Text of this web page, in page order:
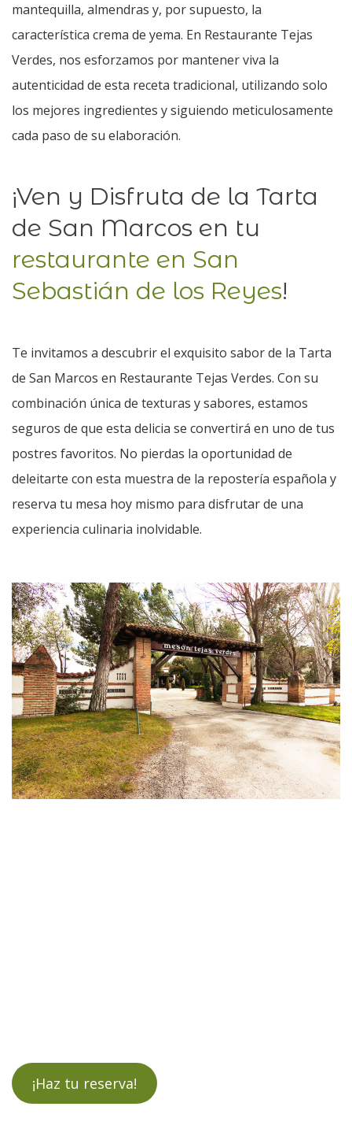
mantequilla, almendras y, por supuesto, la
característica crema de yema. En Restaurante Tejas
Verdes, nos esforzamos por mantener viva la
autenticidad de esta receta tradicional, utilizando solo
los mejores ingredientes y siguiendo meticulosamente
cada paso de su elaboración.
¡Ven y Disfruta de la Tarta
de San Marcos en tu
restaurante en San
Sebastián de los Reyes!
Te invitamos a descubrir el exquisito sabor de la Tarta
de San Marcos en Restaurante Tejas Verdes. Con su
combinación única de texturas y sabores, estamos
seguros de que esta delicia se convertirá en uno de tus
postres favoritos. No pierdas la oportunidad de
deleitarte con esta muestra de la repostería española y
reserva tu mesa hoy mismo para disfrutar de una
experiencia culinaria inolvidable.
¡Haz tu reserva!